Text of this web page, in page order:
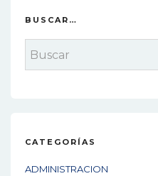
BUSCAR…
CATEGORÍAS
ADMINISTRACION